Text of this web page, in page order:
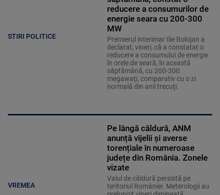
STIRI POLITICE
reducere a consumurilor de
energie seara cu 200-300
MW
Premierul interimar Ilie Bolojan a
declarat, vineri, că a constatat o
reducere a consumului de energie
în orele de seară, în această
săptămână, cu 200-300
megawaţi, comparativ cu o zi
normală din anii trecuţi.
VREMEA
Pe lângă căldură, ANM
anunță vijelii și averse
torențiale în numeroase
județe din România. Zonele
vizate
Valul de căldură persistă pe
teritoriul României. Meterologii au